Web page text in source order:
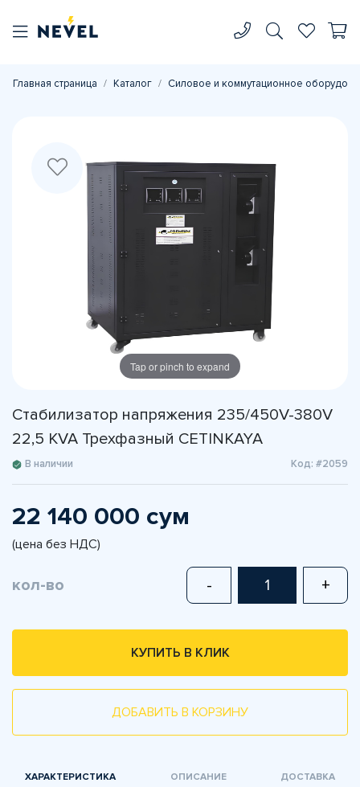
Главная страница Каталог Силовое и коммутационное
Tap or pinch to expand
Стабилизатор напряжения 235/450V-380V
22,5 KVA Трехфазный CETINKAYA
В наличии Код: #2059
22 140 000 сум
(цена без НДС)
кол-во - +
КУПИТЬ В КЛИК
ДОБАВИТЬ В КОРЗИНУ
ХАРАКТЕРИСТИКА ОПИСАНИЕ ДОСТАВКА